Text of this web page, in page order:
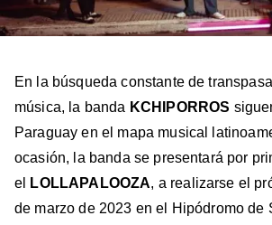
En la búsqueda constante de
música, la banda KCHIPORROS
Paraguay en el mapa musical
ocasión, la banda se presentará por
el
LOLLAPALOOZA, a realizarse el
de marzo de 2023 en el Hipódromo de